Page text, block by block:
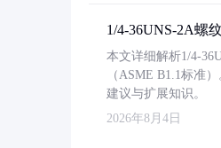
1/4-36UNS-2A螺
本文详细解析1/4-
（ASME B1.1标准
建议与扩展知识。
2026年8月4日